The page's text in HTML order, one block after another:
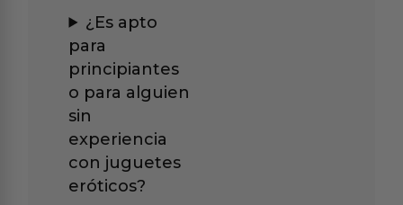
¿Es apto
para
principiantes
o para alguien
sin
experiencia
con juguetes
eróticos?